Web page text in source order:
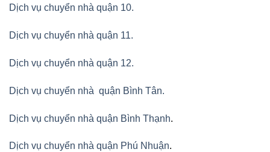
Dịch vụ chuyển nhà quận 10.
Dịch vụ chuyển nhà quận 11.
Dịch vụ chuyển nhà quận 12.
Dịch vụ chuyển nhà quận Bình Tân.
Dịch vụ chuyển nhà quận Bình Thạnh.
Dịch vụ chuyển nhà quận Phú Nhuận.